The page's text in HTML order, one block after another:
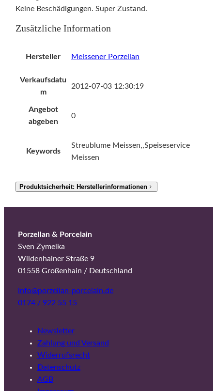
Keine Beschädigungen. Super Zustand.
Zusätzliche Information
Hersteller Meissener Porzellan
Verkaufsdatu
m
2012-07-03 12:30:19
Angebot
abgeben
0
Keywords
Streublume Meissen,,Speiseservice
Meissen
Produktsicherheit: Herstellerinformationen
Porzellan & Porcelain
Sven Zymelka
Wildenhainer Straße 9
01558 Großenhain / Deutschland
info@porzellan-porcelain.de
0174 / 922 55 15
Newsletter
Zahlung und Versand
Widerrufsrecht
Datenschutz
AGB